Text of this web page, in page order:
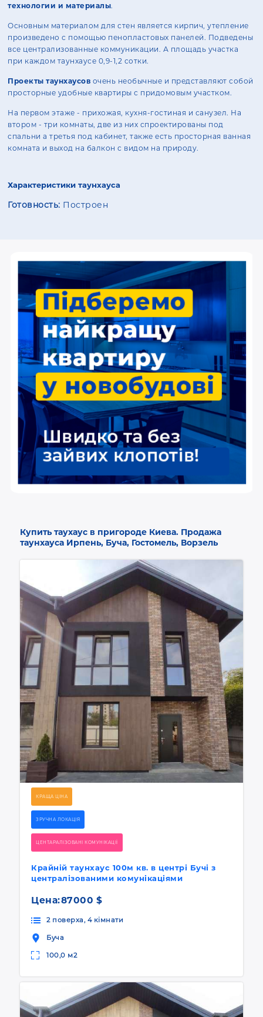
технологии и материалы.
Основным материалом для стен является кирпич, утепление
произведено с помощью пенопластовых панелей. Подведены
все централизованные коммуникации. А площадь участка
при каждом таунхаусе 0,9-1,2 сотки.
Проекты таунхаусов очень необычные и представляют собой
просторные удобные квартиры с придомовым участком.
На первом этаже - прихожая, кухня-гостиная и санузел. На
втором - три комнаты, две из них спроектированы под
спальни а третья под кабинет, также есть просторная ванная
комната и выход на балкон с видом на природу.
Характеристики таунхауса
Готовность: Построен
Купить таухаус в пригороде Киева. Продажа
таунхауса Ирпень, Буча, Гостомель, Ворзель
КРАЩА ЦІНА
ЗРУЧНА ЛОКАЦІЯ
ЦЕНТАРАЛІЗОВАНІ КОМУНІКАЦІЇ
Крайній таунхаус 100м кв. в центрі Бучі з
централізованими комунікаціями
Цена:87000 $
2 поверха, 4 кімнати
Буча
100,0 м2